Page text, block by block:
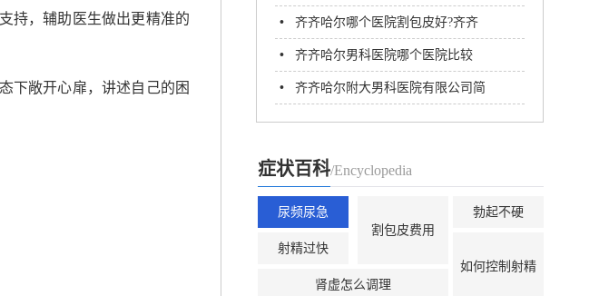
持，辅助医生做出更精准的
下敞开心扉，讲述自己的困
好？齐齐哈尔附大男科医院
• 齐齐哈尔哪个医院割包皮好?齐齐
哈尔附大男科医院
• 齐齐哈尔男科医院哪个医院比较
好?
• 齐齐哈尔附大男科医院有限公司简
介
症状百科/Encyclopedia
尿频尿急
割包皮费用
射精过快
肾虚怎么调理
勃起不硬
如何控制射精